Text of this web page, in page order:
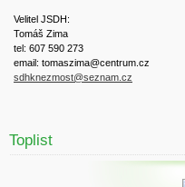
Velitel JSDH:
Tomáš Zima
tel: 607 590 273
email: tomaszima@centrum.cz
sdhknezmost@seznam.cz
Toplist